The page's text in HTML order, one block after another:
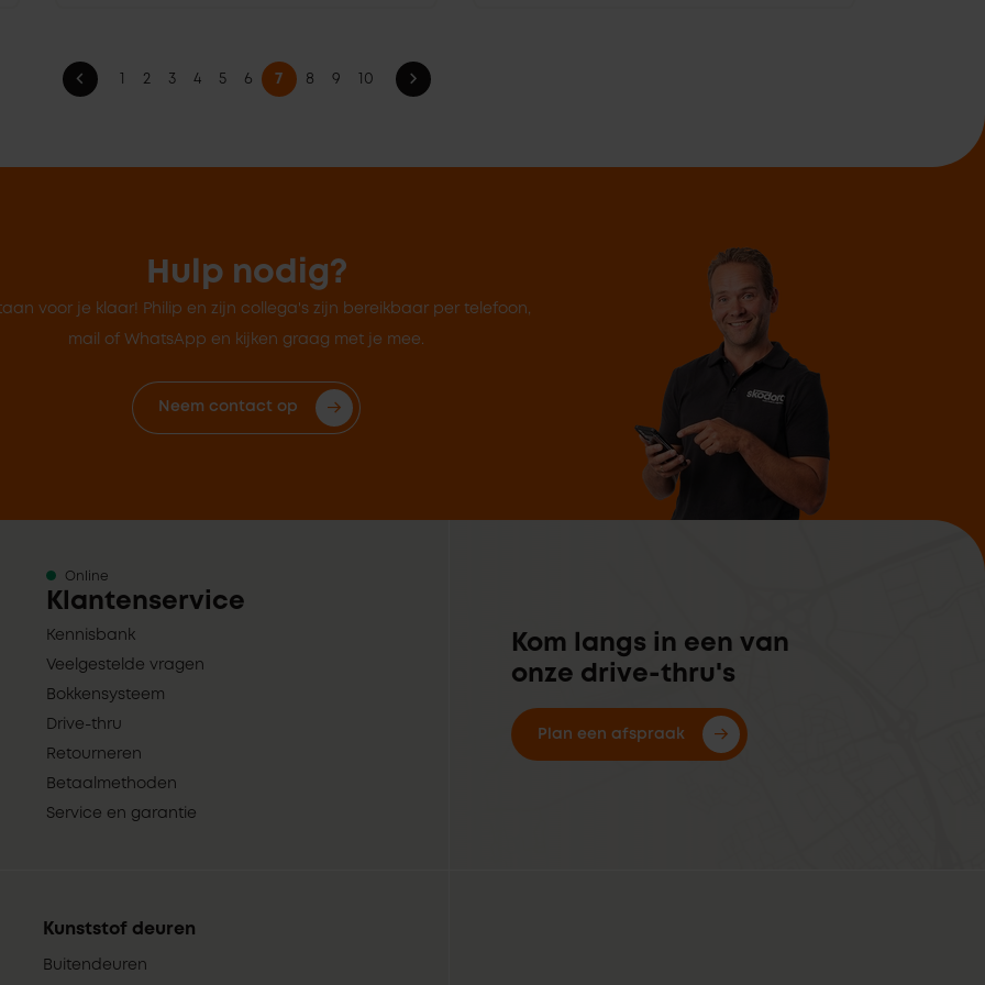
2 3 4 5 6 7 8 9 10
Hulp nodig?
voor je klaar! Philip en zijn collega's zijn bereikbaar per telefoon,
mail of WhatsApp en kijken graag met je mee.
Neem contact op
Online
Klantenservice
Kennisbank
Veelgestelde vragen
Bokkensysteem
Drive-thru
Retourneren
Betaalmethoden
Service en garantie
Kunststof deuren
Buitendeuren
Kom langs in een van
onze drive-thru's
Plan een afspraak